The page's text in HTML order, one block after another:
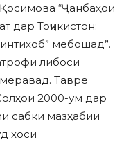
“Ҷанбаҳои
дар Тоҷикистон:
мебошад”.
либоси
Тавре
2000-ум дар
сабки мазҳабии
хоси